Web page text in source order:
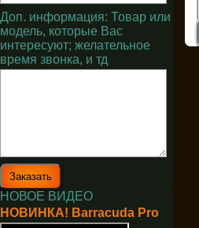
Доп. информация: Товар или
модель, которые Вас
интересуют; желательное
время звонка, и тд
НОВОЕ ВИДЕО
НОВИНКА! Barracuda Pro